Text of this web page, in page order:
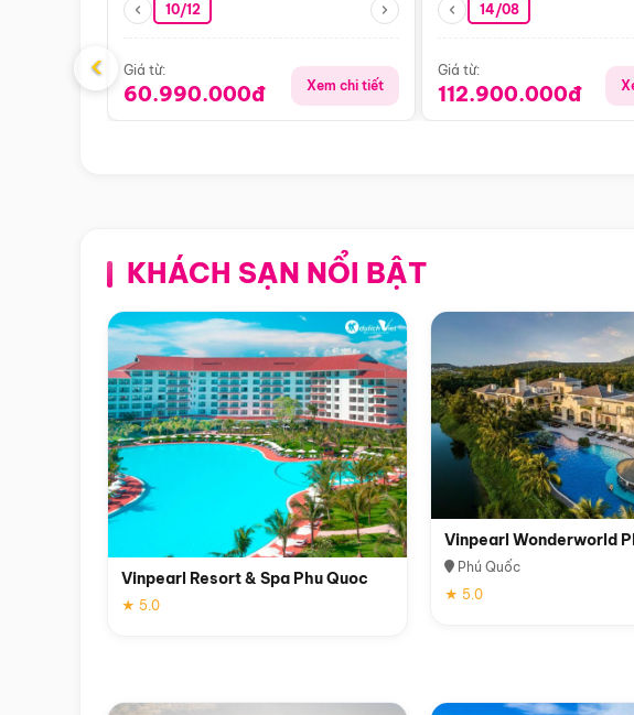
10/12
Giá từ:
60.990.000đ Xem chi tiết
14/08
Giá từ:
112.900.000đ
‹
KHÁCH SẠN NỔI BẬT
Vinpearl Resort & Spa Phu Quoc
★ 5.0
Vinpearl Wonderworld
Phú Quốc
★ 5.0